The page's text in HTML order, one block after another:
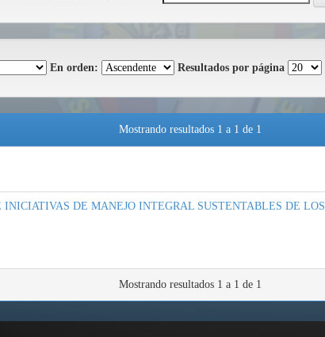
En orden: Resultados por página
Mostrando resultados 1 a 1 de 1
DE MANEJO INTEGRAL SUSTENTABLES DE LOS
Mostrando resultados 1 a 1 de 1